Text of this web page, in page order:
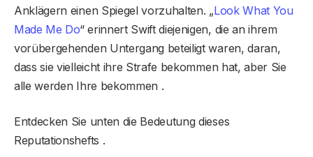
Anklägern einen Spiegel vorzuhalten. „Look What You
Made Me Do“ erinnert Swift diejenigen, die an ihrem
vorübergehenden Untergang beteiligt waren, daran,
dass sie vielleicht ihre Strafe bekommen hat, aber Sie
alle werden Ihre bekommen .
Entdecken Sie unten die Bedeutung dieses
Reputationshefts .